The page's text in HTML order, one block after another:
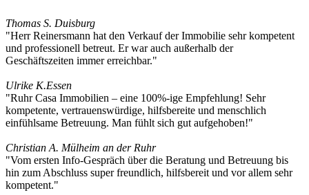
Thomas S. Duisburg
"Herr Reinersmann hat den Verkauf der Immobilie sehr kompetent
und professionell betreut. Er war auch außerhalb der
Geschäftszeiten immer erreichbar."
Ulrike K.Essen
"Ruhr Casa Immobilien – eine 100%-ige Empfehlung! Sehr
kompetente, vertrauenswürdige, hilfsbereite und menschlich
einfühlsame Betreuung. Man fühlt sich gut aufgehoben!"
Christian A. Mülheim an der Ruhr
"Vom ersten Info-Gespräch über die Beratung und Betreuung bis
hin zum Abschluss super freundlich, hilfsbereit und vor allem sehr
kompetent."